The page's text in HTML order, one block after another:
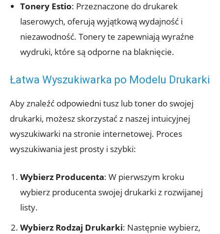
Tonery Estio: Przeznaczone do drukarek
laserowych, oferują wyjątkową wydajność i
niezawodność. Tonery te zapewniają wyraźne
wydruki, które są odporne na blaknięcie.
Łatwa Wyszukiwarka po Modelu Drukarki
Aby znaleźć odpowiedni tusz lub toner do swojej
drukarki, możesz skorzystać z naszej intuicyjnej
wyszukiwarki na stronie internetowej. Proces
wyszukiwania jest prosty i szybki:
Wybierz Producenta: W pierwszym kroku
wybierz producenta swojej drukarki z rozwijanej
listy.
Wybierz Rodzaj Drukarki: Następnie wybierz,